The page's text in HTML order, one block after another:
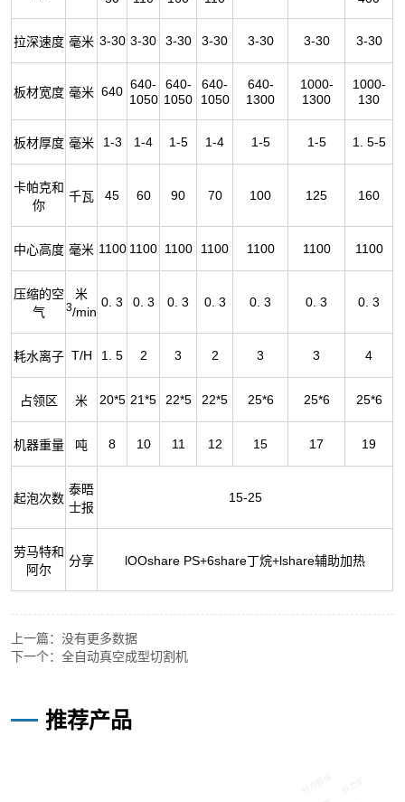
上一篇：没有更多数据
下一个：全自动真空成型切割机
— 推荐产品